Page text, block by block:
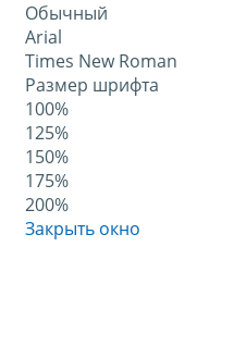
Обычный
Arial
Times New Roman
Размер шрифта
100%
125%
150%
175%
200%
Закрыть окно